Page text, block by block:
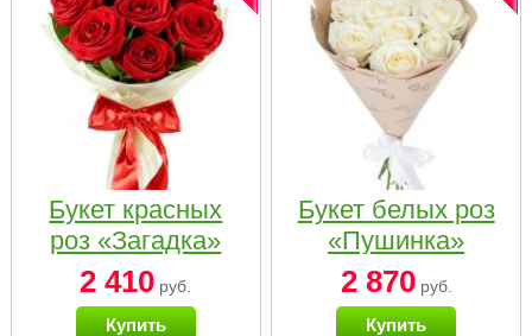
Букет красных
роз «Загадка»
2 410 руб.
Купить
Букет белых роз
«Пушинка»
2 870руб.
Купить